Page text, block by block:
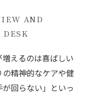
AND
えるのは喜ばしい
精神的なケアや健
回らない」といっ